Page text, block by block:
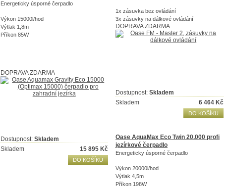
Energeticky úsporné čerpadlo
Výkon 15000l/hod
Výtlak 1,8m
Příkon 85W
DOPRAVA ZDARMA
Dostupnost: Skladem
Skladem
15 895 Kč
DO KOŠÍKU
1x zásuvka bez ovládání
3x zásuvky na dálkové ovládání
DOPRAVA ZDARMA
Dostupnost: Skladem
Skladem
6 464 Kč
DO KOŠÍKU
Oase AquaMax Eco Twin 20.000 profi
jezírkové čerpadlo
Energeticky úsporné čerpadlo
Výkon 20000l/hod
Výtlak 4,5m
Příkon 198W